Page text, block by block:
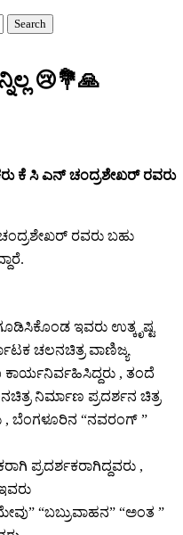
😢💐🙏
ಕೆ ಸಿ ಎನ್ ಚಂದ್ರಶೇಖರ್ ರವರು
ರವರು ಬಹು
ಇವರು ಉತ್ಕೃಷ್ಟ
ಚಲನಚಿತ್ರ ವಾಣಿಜ್ಯ
, ತಂದೆ
ನಿರ್ಮಾಣ ಪ್ರದರ್ಶನ ಚಿತ್ರ
, ಬೆಂಗಳೂರಿನ “ನವರಂಗ್ ”
ಪ್ರದರ್ಶಕರಾಗಿದ್ದವರು ,
“ಬಬ್ರುವಾಹನ” “ಅಂತ ”